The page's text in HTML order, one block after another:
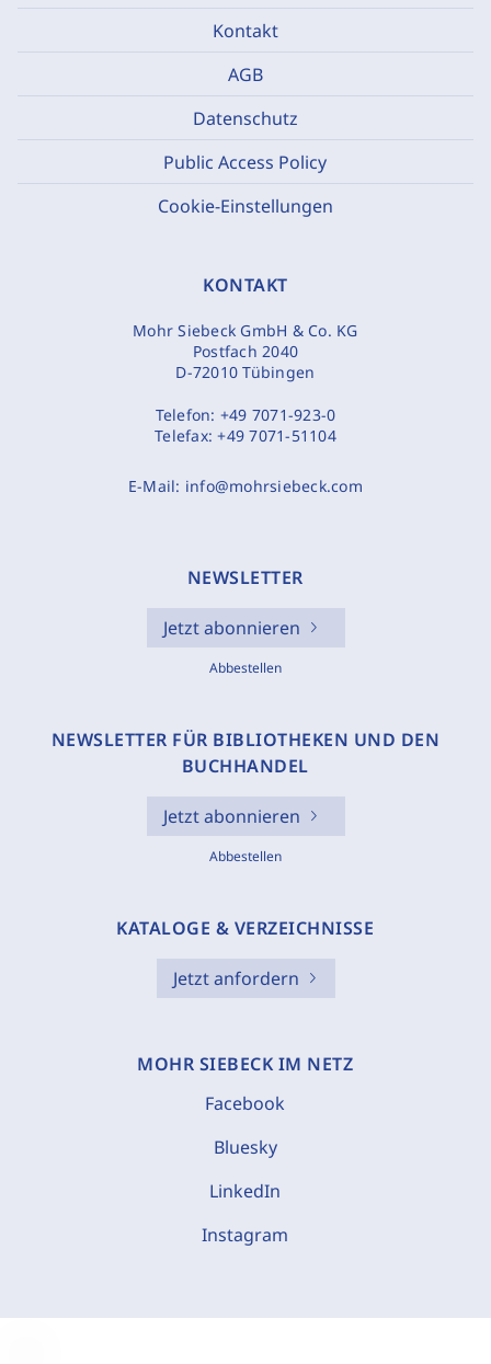
Kontakt
AGB
Datenschutz
Public Access Policy
Cookie-Einstellungen
KONTAKT
Mohr Siebeck GmbH & Co. KG
Postfach 2040
D-72010 Tübingen
Telefon: +49 7071-923-0
Telefax:+49 7071-51104
E-Mail: info@mohrsiebeck.com
NEWSLETTER
Jetzt abonnieren
Abbestellen
NEWSLETTER FÜR BIBLIOTHEKEN UND DEN
BUCHHANDEL
Jetzt abonnieren
Abbestellen
KATALOGE & VERZEICHNISSE
Jetzt anfordern
MOHR SIEBECK IM NETZ
Facebook
Bluesky
LinkedIn
Instagram